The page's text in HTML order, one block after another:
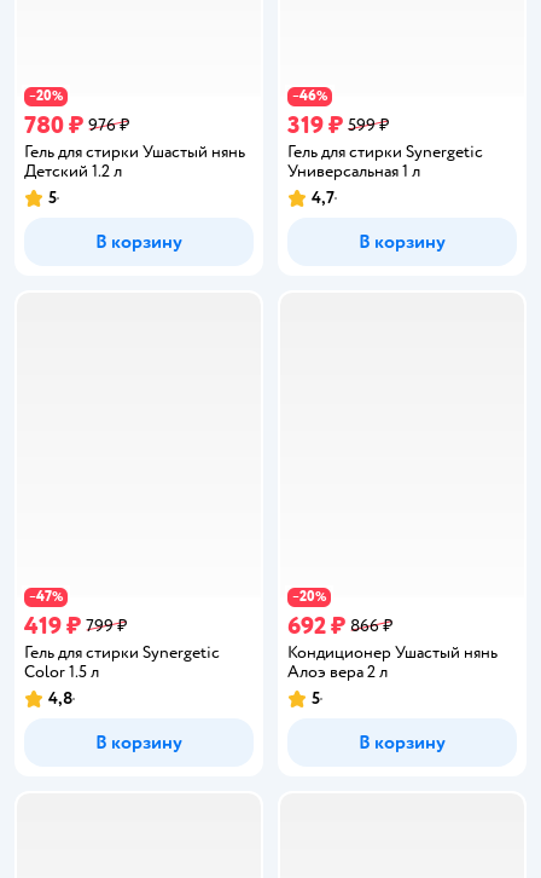
−20%
780 ₽ 976 ₽
Гель для стирки Ушастый нянь
Детский 1.2 л
Рейтинг:
5
В корзину
−46%
319 ₽ 599 ₽
Гель для стирки Synergetic
Универсальная 1 л
Рейтинг:
4,7
В корзину
−47%
419 ₽ 799 ₽
Гель для стирки Synergetic
Color 1.5 л
Рейтинг:
4,8
В корзину
−20%
692 ₽ 866 ₽
Кондиционер Ушастый нянь
Алоэ вера 2 л
Рейтинг:
5
В корзину